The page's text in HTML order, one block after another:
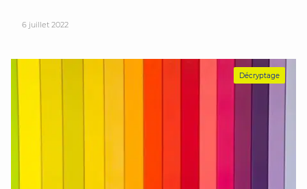
6 juillet 2022
Décryptage